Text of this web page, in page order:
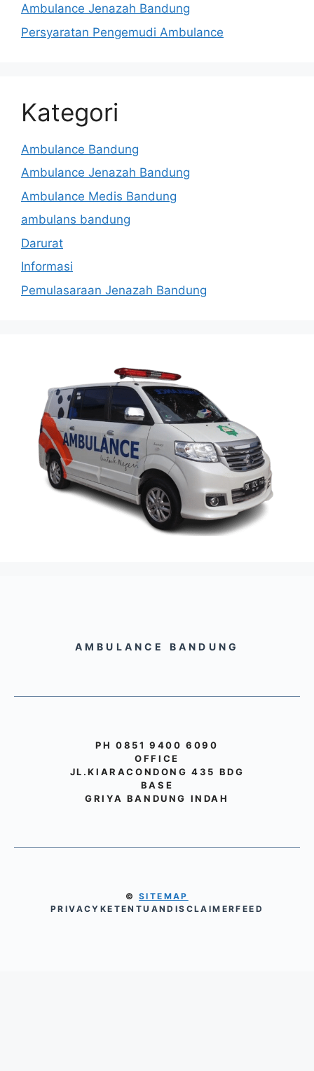
Ambulance Jenazah Bandung
Persyaratan Pengemudi Ambulance
Kategori
Ambulance Bandung
Ambulance Jenazah Bandung
Ambulance Medis Bandung
ambulans bandung
Darurat
Informasi
Pemulasaraan Jenazah Bandung
AMBULANCE BANDUNG
PH 0851 9400 6090
OFFICE
JL.KIARACONDONG 435 BDG
BASE
GRIYA BANDUNG INDAH
© SITEMAP
PRIVACY KETENTUANDISCLAIMERFEED